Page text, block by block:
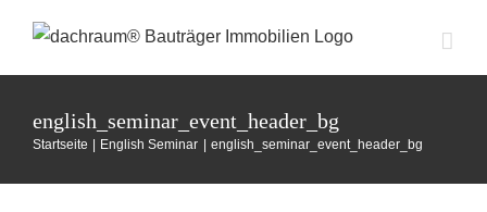
Inhalt
springen
english_seminar_event_header_bg
Startseite English Seminar english_seminar_event_header_bg